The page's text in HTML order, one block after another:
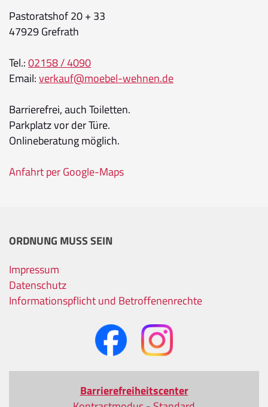
Pastoratshof 20 + 33
47929 Grefrath
Tel.:02158 / 4090
Email:verkauf@moebel-wehnen.de
Barrierefrei, auch Toiletten.
Parkplatz vor der Türe.
Onlineberatung möglich.
Anfahrt per Google-Maps
ORDNUNG MUSS SEIN
Impressum
Datenschutz
Informationspflicht und Betroffenenrechte
Barrierefreiheitscenter